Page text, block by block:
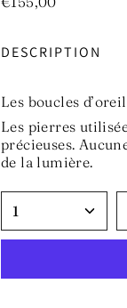
DESCRIPTION
Les boucles
Les pierres
précieuses.
de la lumière.
1